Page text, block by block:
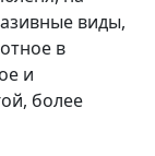
виды,
в
и
более